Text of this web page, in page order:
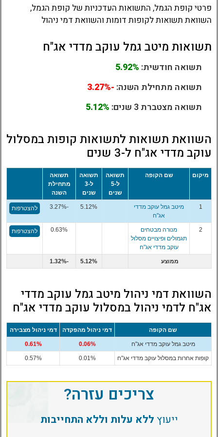
פרטי קופת הגמל, התשואות העדכניות של קופת הגמל,
השוואת תשואות לקופות דומות והשוואת דמי ניהול
תשואות מיטב גמל עוקב מדדי אג"ח
תשואה חודשית: 5.92%
תשואה מתחילת השנה: -3.27%
תשואה מצטברת 3 שנים:
5.12%
השוואת תשואות לתשואות קופות במסלול
עוקב מדדי אג"ח ל-3 שנים
מיקום שם הקופה
תשואה
ל-5
שנים
תשואה
ל-3
שנים
תשואה
מתחילת
השנה
1
מיטב גמל עוקב מדדי
אג"ח
5.12%
-3.27% להצטרפות
2
מנורה מבטחים
תגמולים ופיצויים מסלול
עוקב מדדי אג"ח
0.63% להצטרפות
ממוצע 5.12%
-1.32%
השוואת דמי ניהול מיטב גמל עוקב מדדי
אג"ח לדמי ניהול במסלול עוקב מדדי אג"ח
שם הקופה דמי ניהול מהפקדה דמי ניהול מצבירה
מיטב גמל עוקב מדדי אג"ח 0.06%
0.61%
קופות אחרות במסלול עוקב מדדי אג"ח 0.01%
0.57%
צריכים עזרה?
ייעוץללא עלות וללא התחייבות